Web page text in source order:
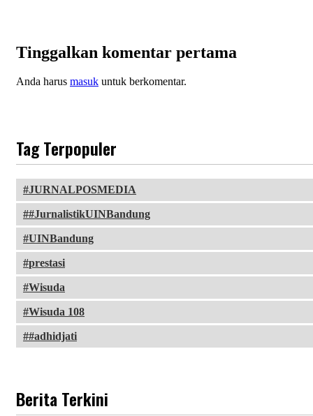
Tinggalkan komentar pertama
Anda harus masuk untuk berkomentar.
Tag Terpopuler
JURNALPOSMEDIA
#JurnalistikUINBandung
UINBandung
prestasi
Wisuda
Wisuda 108
#adhidjati
Berita Terkini